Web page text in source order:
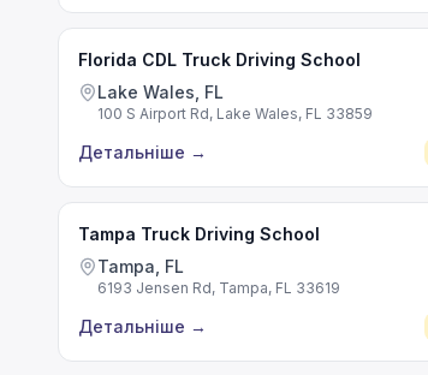
Florida CDL Truck Driving School
Lake Wales, FL
100 S Airport Rd, Lake Wales, FL 33859
Детальніше →
Tampa Truck Driving School
Tampa, FL
6193 Jensen Rd, Tampa, FL 33619
Детальніше →